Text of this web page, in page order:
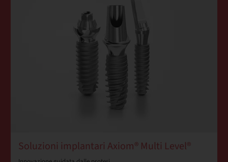
Soluzioni implantari Axiom® Multi Level®